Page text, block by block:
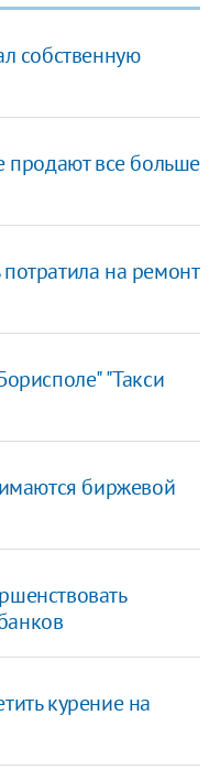
собственную
продают все больше
на ремонт
"Такси
биржевой
курение на